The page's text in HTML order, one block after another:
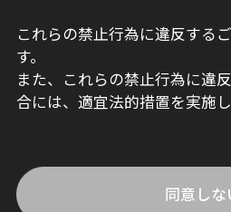
これらの禁止行為に違反する
す。
また、これらの禁止行為に違
合には、適宜法的措置を実施し
同意しな